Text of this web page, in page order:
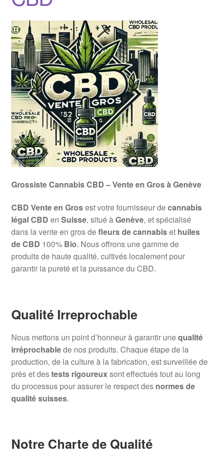
Grossiste Cannabis CBD – Vente en Gros à Genève
CBD Vente en Grosest votre fournisseur decannabis
légal CBD en Suisse, situé àGenève, et spécialisé
dans la vente en gros defleurs de cannabiset huiles
de CBD 100% Bio. Nous offrons une gamme de
produits de haute qualité, cultivés localement pour
garantir la pureté et la puissance du CBD.
Qualité Irreprochable
Nous mettons un point d’honneur à garantir unequalité
irréprochablede nos produits. Chaque étape de la
production, de la culture à la fabrication, est surveillée de
près et destests rigoureuxsont effectués tout au long
du processus pour assurer le respect des normes de
qualité suisses.
Notre Charte de Qualité